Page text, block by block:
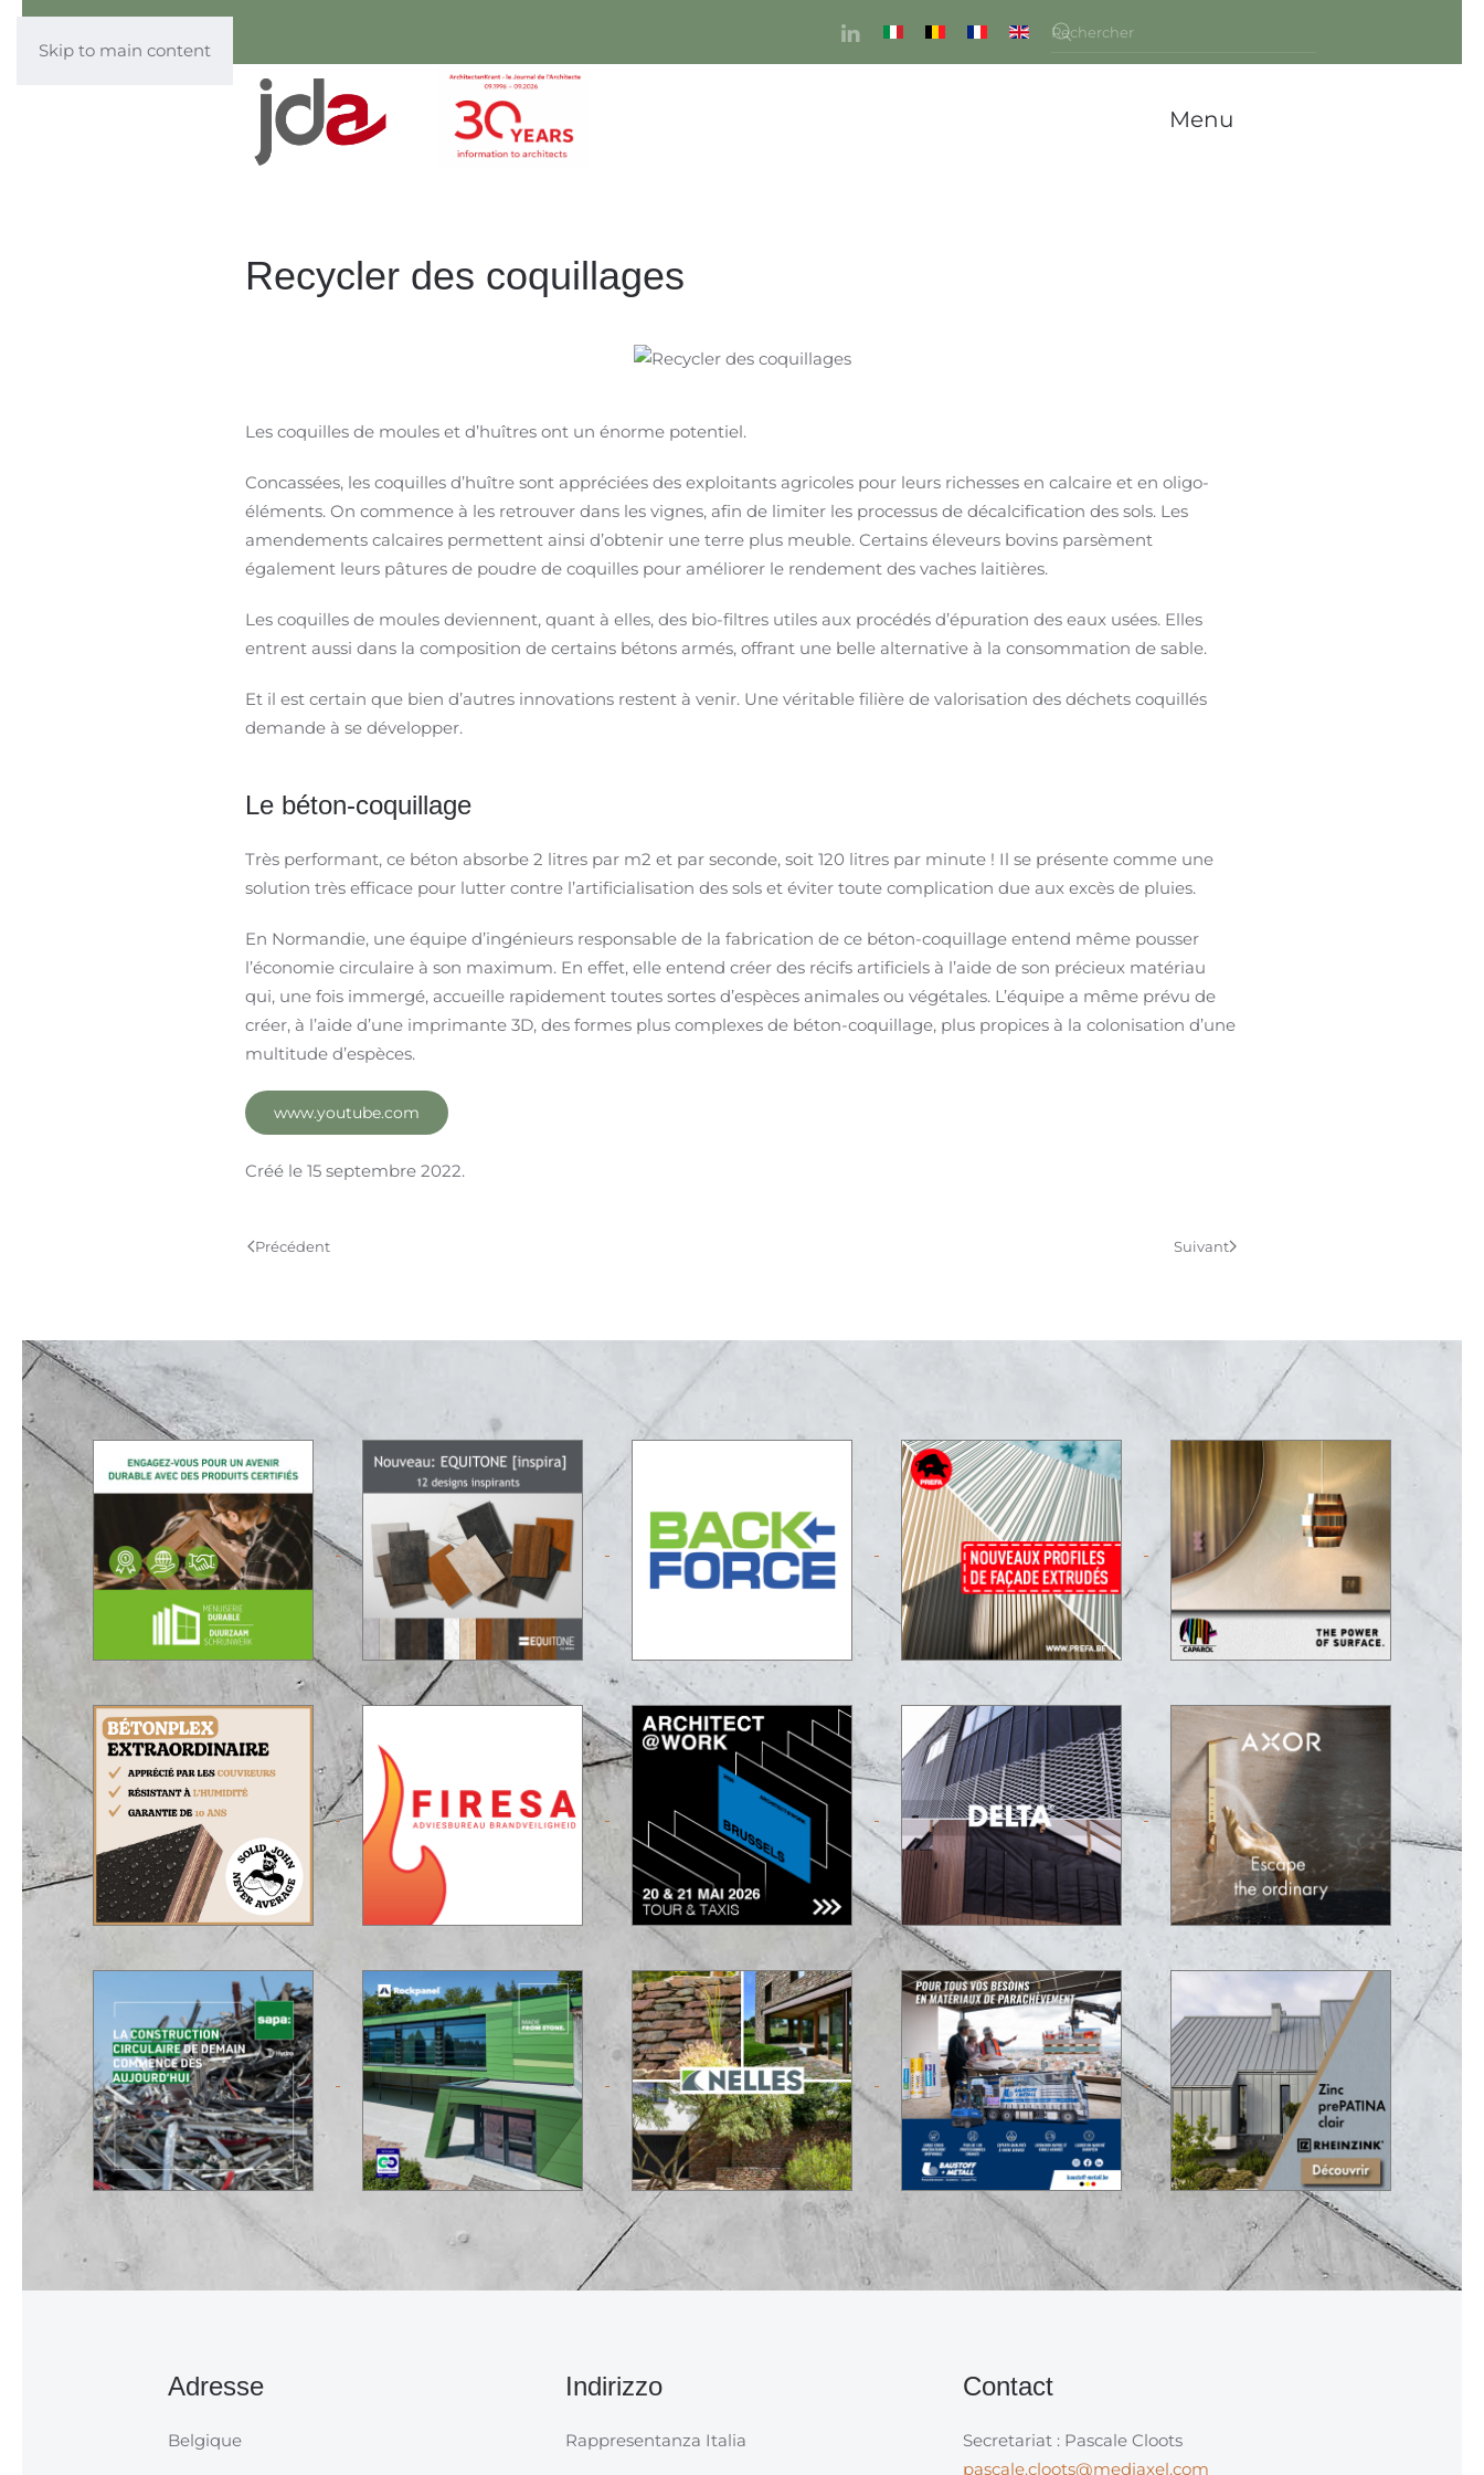
Skip to main content
Menu
Recycler des coquillages
Les coquilles de moules et d’huîtres ont un énorme potentiel.
Concassées, les coquilles d’huître sont appréciées des exploitants agricoles pour leurs richesses en calcaire et en oligo-
éléments. On commence à les retrouver dans les vignes, afin de limiter les processus de décalcification des sols. Les
amendements calcaires permettent ainsi d’obtenir une terre plus meuble. Certains éleveurs bovins parsèment
également leurs pâtures de poudre de coquilles pour améliorer le rendement des vaches laitières.
Les coquilles de moules deviennent, quant à elles, des bio-filtres utiles aux procédés d’épuration des eaux usées. Elles
entrent aussi dans la composition de certains bétons armés, offrant une belle alternative à la consommation de sable.
Et il est certain que bien d’autres innovations restent à venir. Une véritable filière de valorisation des déchets coquillés
demande à se développer.
Le béton-coquillage
Très performant, ce béton absorbe 2 litres par m2 et par seconde, soit 120 litres par minute ! Il se présente comme une
solution très efficace pour lutter contre l’artificialisation des sols et éviter toute complication due aux excès de pluies.
En Normandie, une équipe d’ingénieurs responsable de la fabrication de ce béton-coquillage entend même pousser
l’économie circulaire à son maximum. En effet, elle entend créer des récifs artificiels à l’aide de son précieux matériau
qui, une fois immergé, accueille rapidement toutes sortes d’espèces animales ou végétales. L’équipe a même prévu de
créer, à l’aide d’une imprimante 3D, des formes plus complexes de béton-coquillage, plus propices à la colonisation d’une
multitude d’espèces.
www.youtube.com
Créé le 15 septembre 2022.
Précédent Suivant
Adresse
Belgique
Indirizzo
Rappresentanza Italia
Contact
Secretariat : Pascale Cloots
pascale.cloots@mediaxel.com